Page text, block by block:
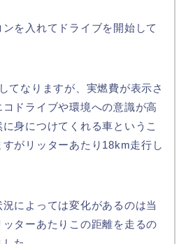
を入れてドライブを開始して
てなりますが、実燃費が表示さ
ドライブや環境への意識が高
に身につけてくれる車というこ
すがリッターあたり18km走行し
況によっては変化があるのは当
ッターあたりこの距離を走るの